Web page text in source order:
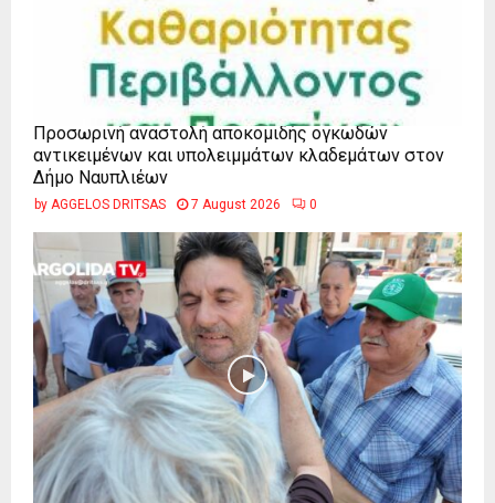
Προσωρινή αναστολή αποκομιδής ογκωδών
αντικειμένων και υπολειμμάτων κλαδεμάτων στον
Δήμο Ναυπλιέων
by AGGELOS DRITSAS 7 August 2026 0